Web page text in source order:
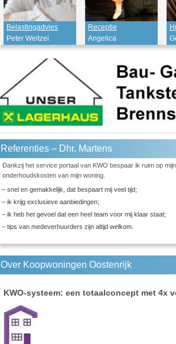
Belastingadvies
Peter Weitzel
Receptie
Angelica
Referenties – Dhr. Martens
Dankzij het service portaal van KWO bespaar ik ruim op mijn
onderhoudskosten van mijn woning.
– snel en gemakkelijk, dat bespaart mij veel tijd;
– ik krijg exclusieve aanbiedingen;
– ik heb het gevoel dat een heel team voor mij klaar staat;
– tips van medeverhuurders zijn altijd welkom.
Over Koopwoningen Oostenrijk
KWO-systeem: een totaalconcept met 4x